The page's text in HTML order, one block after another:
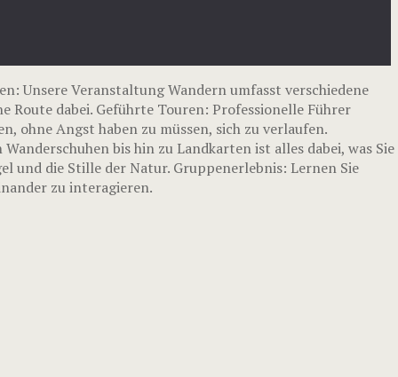
Unsere Veranstaltung Wandern umfasst verschiedene
dabei. Geführte Touren: Professionelle Führer
ohne Angst haben zu müssen, sich zu verlaufen.
bis hin zu Landkarten ist alles dabei, was Sie
und die Stille der Natur. Gruppenerlebnis: Lernen Sie
zu interagieren.